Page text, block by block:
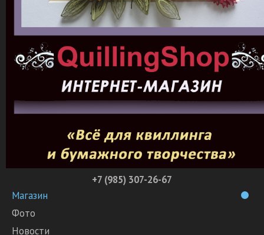
+7 (985) 307-26-67
Магазин
Фото
Новости